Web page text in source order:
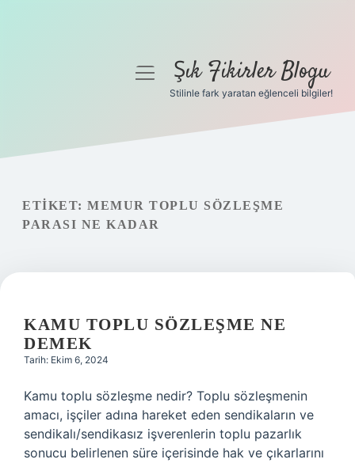
Gizlilik Politikası
Hakkımızda
menüyüŞık Fikirler Blogu
Stilinle fark yaratan eğlenceli bilgiler!
ETIKET: MEMUR TOPLU SÖZLEŞME
PARASI NE KADAR
KAMU TOPLU SÖZLEŞME NE
DEMEK
Tarih: Ekim 6, 2024
Kamu toplu sözleşme nedir? Toplu sözleşmenin
amacı, işçiler adına hareket eden sendikaların ve
sendikalı/sendikasız işverenlerin toplu pazarlık
sonucu belirlenen süre içerisinde hak ve çıkarlarını